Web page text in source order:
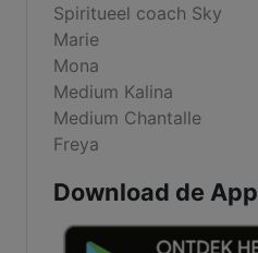
Spiritueel coach Sky
Marie
Mona
Medium Kalina
Medium Chantalle
Freya
Download de App